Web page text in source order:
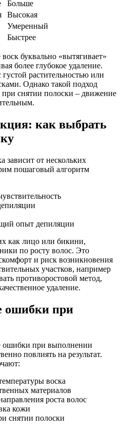
Больше
Высокая
Умеренный
Быстрее
буквально «вытягивает»
более глубокое удаление.
растительностью или
Однако такой подход
при снятии полоски – движение
как выбрать
зависит от нескольких
пошаговый алгоритм
опыт депиляции
как лицо или бикини,
по росту волос. Это
и риск возникновения
участков, например
противоростовой метод,
удаление.
ошибки при
ошибки при выполнении
повлиять на результат.
воска
материалов
роста волос
кожи
снятии полоски